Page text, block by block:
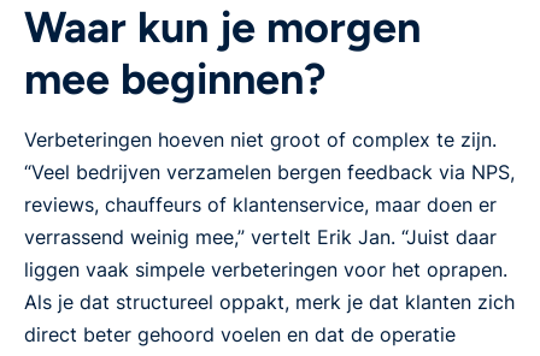
Waar kun je morgen
mee beginnen?
Verbeteringen hoeven niet groot of complex te zijn.
“Veel bedrijven verzamelen bergen feedback via NPS,
reviews, chauffeurs of klantenservice, maar doen er
verrassend weinig mee,” vertelt Erik Jan. “Juist daar
liggen vaak simpele verbeteringen voor het oprapen.
Als je dat structureel oppakt, merk je dat klanten zich
direct beter gehoord voelen en dat de operatie